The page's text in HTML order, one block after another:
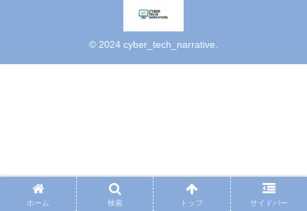
© 2024 cyber_tech_narrative.
ホーム 検索 トップ サイドバー